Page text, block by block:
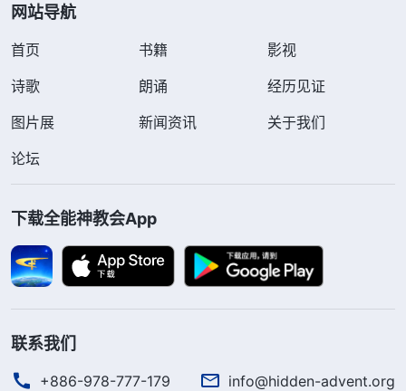
网站导航
首页 书籍
影视
诗歌
朗诵
经历见证
图片展
新闻资讯
关于我们
论坛
下载全能神教会App
联系我们
+886-978-777-179 info@hidden-advent.org